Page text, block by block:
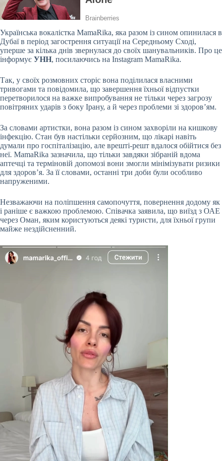
Українська вокалістка MamaRika, яка разом із сином опинилася в
Дубаї в період загострення ситуації на Середньому Сході,
уперше за кілька днів звернулася до своїх шанувальників. Про це
інформує УНН, посилаючись на Instagram MamaRika.
Так, у своїх розмовних сторіс вона поділилася власними
тривогами та повідомила, що завершення їхньої відпустки
перетворилося на важке випробування не тільки через загрозу
повітряних ударів з боку Ірану, а й через проблеми зі здоров’ям.
За словами артистки, вона разом із сином захворіли на кишкову
інфекцію. Стан був настільки серйозним, що лікарі навіть
думали про госпіталізацію, але врешті-решт вдалося обійтися без
неї. MamaRika зазначила, що тільки завдяки зібраній вдома
аптечці та терміновій допомозі вони змогли мінімізувати ризики
для здоров’я. За її словами, останні три доби були особливо
напруженими.
Незважаючи на поліпшення самопочуття, повернення додому як
і раніше є важкою проблемою. Співачка заявила, що виїзд з ОАЕ
через Оман, яким користуються деякі туристи, для їхньої групи
майже нездійсненний.